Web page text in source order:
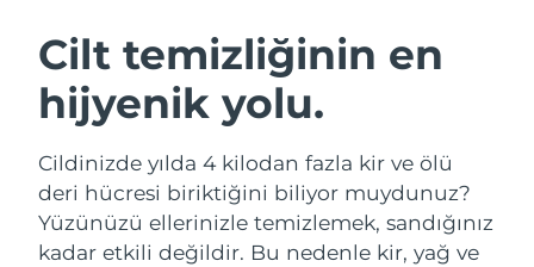
Cilt temizliğinin en
hijyenik yolu.
Cildinizde yılda 4 kilodan fazla kir ve ölü
deri hücresi biriktiğini biliyor muydunuz?
Yüzünüzü ellerinizle temizlemek, sandığınız
kadar etkili değildir. Bu nedenle kir, yağ ve
LUNA™ 4 seti
Anti-aging massage
BEAR™ 2 seti
Microcurrent toning
Avusturya Tahmini teslim tarihi
Bahreyn Tahmini teslim tarihi
Belçika Tahmini teslim tarihi8/9/26
Bermuda Tahmini teslim tarihi8/15/26